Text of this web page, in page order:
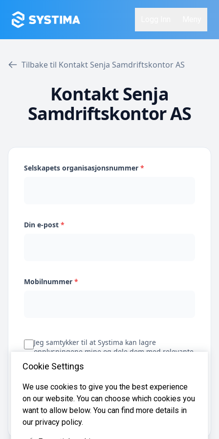
Tilbake til Kontakt Senja Samdriftskontor AS
Kontakt Senja
Samdriftskontor AS
Selskapets organisasjonsnummer *
Din e-post *
Mobilnummer *
Jeg samtykker til at Systima kan lagre
opplysningene mine og dele dem med relevante
regnskapsbyråer for å hjelpe meg å finne
regnskapsfører
Få tilbud
Cookie Settings
We use cookies to give you the best experience
on our website. You can choose which cookies you
want to allow below. You can find more details in
our privacy policy.